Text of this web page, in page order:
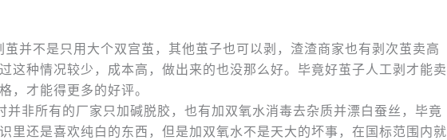
茧并不是只用大个双宫茧，其他茧子也可以剥，渣渣商家也有剥次茧卖高
这种情况较少，成本高，做出来的也没那么好。毕竟好茧子人工剥才能卖
，才能得更多的好评。
并非所有的厂家只加碱脱胶，也有加双氧水消毒去杂质并漂白蚕丝，毕竟
里还是喜欢纯白的东西，但是加双氧水不是天大的坏事，在国标范围内就